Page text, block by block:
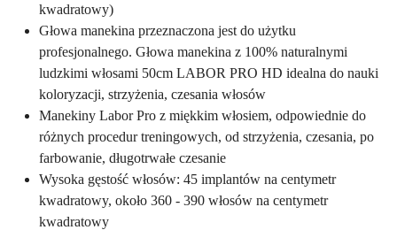
kwadratowy)
Głowa manekina przeznaczona jest do użytku
profesjonalnego. Głowa manekina z 100% naturalnymi
ludzkimi włosami 50cm LABOR PRO HD idealna do nauki
koloryzacji, strzyżenia, czesania włosów
Manekiny Labor Pro z miękkim włosiem, odpowiednie do
różnych procedur treningowych, od strzyżenia, czesania, po
farbowanie, długotrwałe czesanie
Wysoka gęstość włosów: 45 implantów na centymetr
kwadratowy, około 360 - 390 włosów na centymetr
kwadratowy